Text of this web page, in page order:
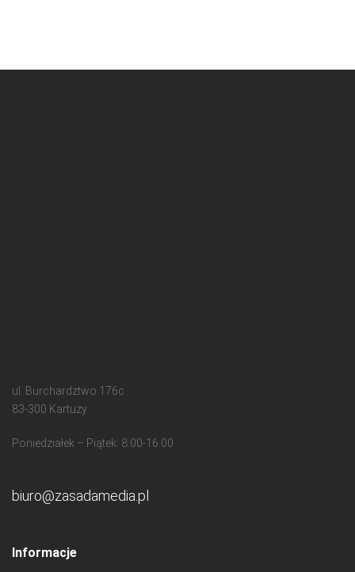
ul. Burchardztwo 176c
83-300 Kartuzy
Poniedziałek – Piątek: 8:00-16:00
biuro@zasadamedia.pl
Informacje